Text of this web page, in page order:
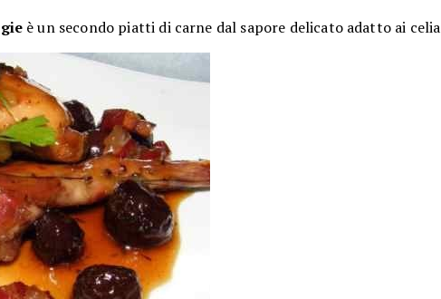
è un secondo piatti di carne dal sapore delicato adatto ai